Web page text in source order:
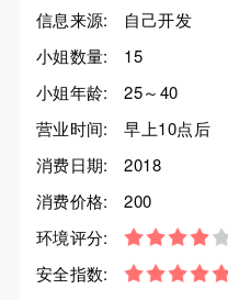
信息来源:
自己开发
小姐数量:
15
小姐年龄:
25～40
营业时间:
早上10点后
消费日期:
2018
消费价格:
200
环境评分:
安全指数: